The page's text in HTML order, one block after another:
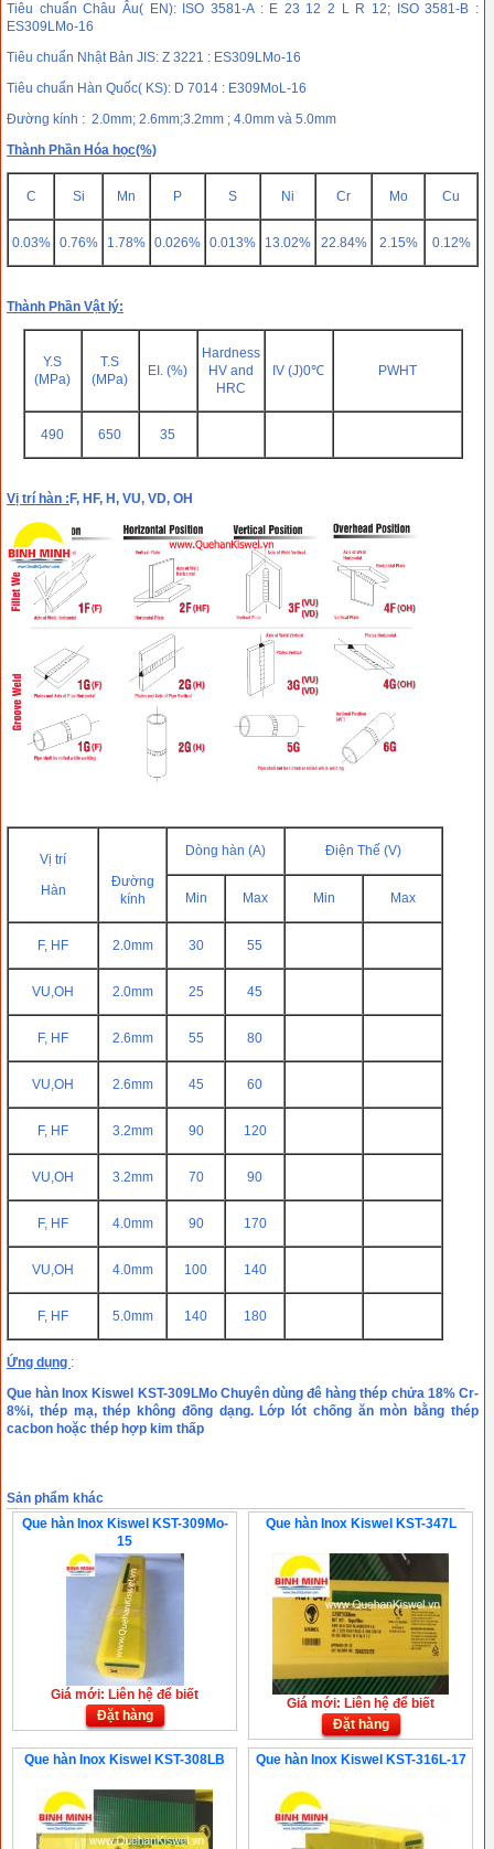
Tiêu chuẩn Châu Âu( EN): ISO 3581-A : E 23 12 2 L R 12; ISO 3581-B :
ES309LMo-16
Tiêu chuẩn Nhật Bản JIS: Z 3221 : ES309LMo-16
Tiêu chuẩn Hàn Quốc( KS): D 7014 : E309MoL-16
Đường kính : 2.0mm; 2.6mm;3.2mm ; 4.0mm và 5.0mm
Thành Phần Hóa học(%)
C Si Mn P S Ni Cr Mo Cu
0.03% 0.76% 1.78% 0.026% 0.013% 13.02% 22.84% 2.15% 0.12%
Thành Phần Vật lý:
Y.S
(MPa)
T.S
(MPa)
EI. (%)
Hardness
HV and
HRC
IV (J)0℃ PWHT
490 650 35
Vị trí hàn : F, HF, H, VU, VD, OH
Vị trí
Hàn
Đường
kính
Dòng hàn (A) Điện Thế (V)
Min Max Min Max
F, HF 2.0mm 30 55
VU,OH 2.0mm 25 45
F, HF 2.6mm 55 80
VU,OH 2.6mm 45 60
F, HF 3.2mm 90 120
VU,OH 3.2mm 70 90
F, HF 4.0mm 90 170
VU,OH 4.0mm 100 140
F, HF 5.0mm 140 180
Ứng dụng :
Que hàn Inox Kiswel KST-309LMo Chuyên dùng đê hàng thép chửa 18% Cr-
8%i, thép mạ, thép không đồng dạng. Lớp lót chống ăn mòn bằng thép
cacbon hoặc thép hợp kim thấp
Sản phẩm khác
Que hàn Inox Kiswel KST-309Mo-
15
Giá mới: Liên hệ để biết
Đặt hàng
Que hàn Inox Kiswel KST-347L
Giá mới: Liên hệ để biết
Đặt hàng
Que hàn Inox Kiswel KST-308LB Que hàn Inox Kiswel KST-316L-17